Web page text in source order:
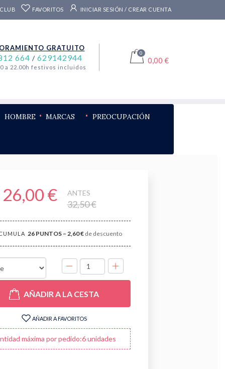
FAVORITOS INICIAR SESIÓN / CREAR CUENTA
GRATUITO
664 / 629142944
a 22.00h festivos incluidos
0
0,00 €
HOMBRE MARCAS PREOCUPACIÓN
26,00 € ANTES
32,50 €
26PUNTOS= 2,60 €de descuento
UNIDADES
AÑADIR A LA CESTA
AÑADIR A FAVORITOS
máxima por pedido:6 unidades